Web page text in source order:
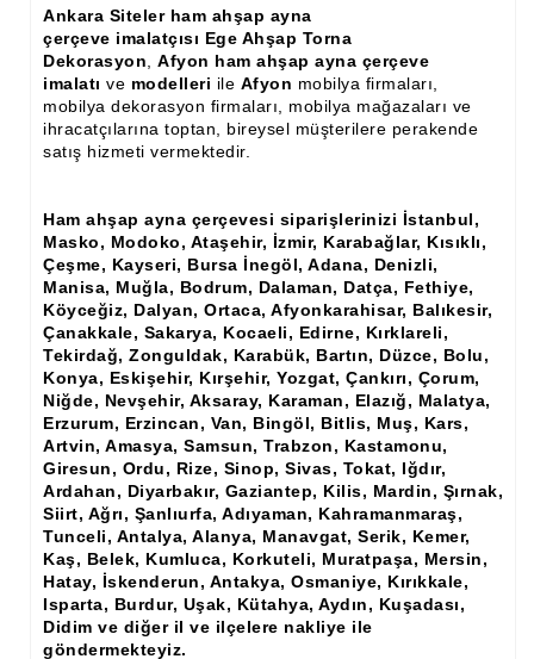
Ham Ahşap Şifonyer İmalatı Modelleri
Ham Ahşap Kitaplık İmalatı, Modelleri
Ham Ahşap Vitrin İmalatı, Modelleri
Ham Ahşap Gümüşlük, Kaşıklık İmalatı, Modelleri
Ham Ahşap Josefin Koltuk İskelet İmalatı, Modelleri
Ham Ahşap Ayna Çerçeve İmalatı, Modelleri
Ham Ahşap Dekoratif Ürün İmalatı, Modelleri
El Oyması Ham Ahşap Yatak Başlıkları
Ahşap Aksesuarlar
Ahşap İşlemeli Düz Klapa
Ahşap Merdiven Dikmeleri
Ahşap Panjur ve Menfez
Ahşap Profil Çıta
Ankara Siteler ham ahşap ayna
çerçeve imalatçısı Ege Ahşap Torna
Dekorasyon
Afyon ham ahşap ayna çerçeve
imalatı ve modelleri ile Afyon mobilya firmaları,
mobilya dekorasyon firmaları, mobilya mağazaları ve
ihracatçılarına toptan, bireysel müşterilere perakende
satış hizmeti vermektedir.
Ham ahşap ayna çerçevesi siparişlerinizi İstanbul,
Masko, Modoko, Ataşehir, İzmir, Karabağlar, Kısıklı,
Çeşme, Kayseri, Bursa İnegöl, Adana, Denizli,
Manisa, Muğla, Bodrum, Dalaman, Datça, Fethiye,
Köyceğiz, Dalyan, Ortaca, Afyonkarahisar, Balıkesir,
Çanakkale, Sakarya, Kocaeli, Edirne, Kırklareli,
Tekirdağ, Zonguldak, Karabük, Bartın, Düzce, Bolu,
Konya, Eskişehir, Kırşehir, Yozgat, Çankırı, Çorum,
Niğde, Nevşehir, Aksaray, Karaman, Elazığ, Malatya,
Erzurum, Erzincan, Van, Bingöl, Bitlis, Muş, Kars,
Artvin, Amasya, Samsun, Trabzon, Kastamonu,
Giresun, Ordu, Rize, Sinop, Sivas, Tokat, Iğdır,
Ardahan, Diyarbakır, Gaziantep, Kilis, Mardin, Şırnak,
Siirt, Ağrı, Şanlıurfa, Adıyaman, Kahramanmaraş,
Tunceli, Antalya, Alanya, Manavgat, Serik, Kemer,
Kaş, Belek, Kumluca, Korkuteli, Muratpaşa, Mersin,
Hatay, İskenderun, Antakya, Osmaniye, Kırıkkale,
Isparta, Burdur, Uşak, Kütahya, Aydın, Kuşadası,
Didim ve diğer il ve ilçelere nakliye ile
göndermekteyiz.